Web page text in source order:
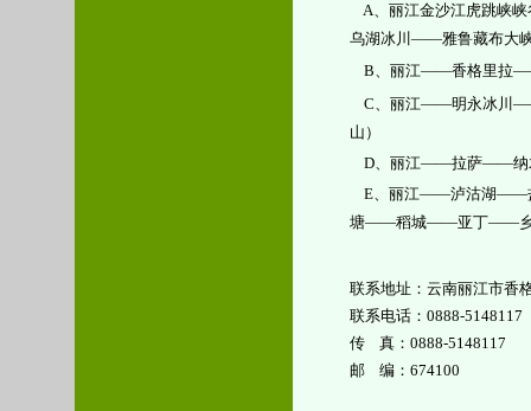
A、丽江金沙江虎跳
乌湖冰川——雅鲁藏布
B、丽江——香格里拉
C、丽江——明永冰川
山）
D、丽江——拉萨——纳
E、丽江——泸沽湖
塘——稻城——亚丁——
联系地址：云南丽江市香
联系电话：0888-5148117
传 真：0888-5148117
邮 编：674100